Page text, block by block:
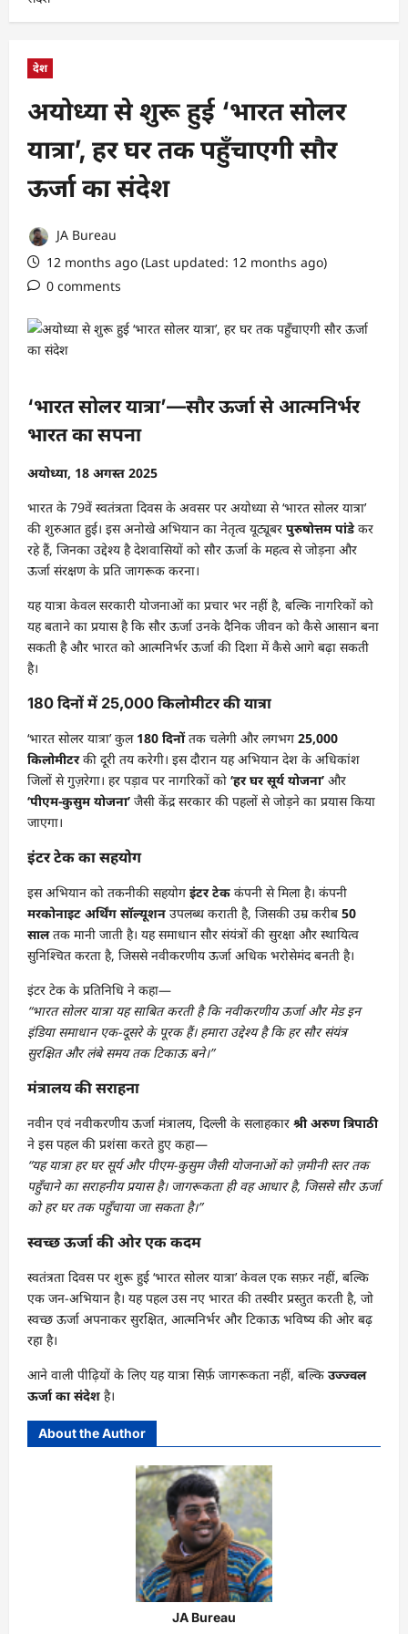
देश
अयोध्या से शुरू हुई ‘भारत सोलर
यात्रा’, हर घर तक पहुँचाएगी सौर
ऊर्जा का संदेश
JA Bureau
12 months ago (Last updated: 12 months ago)
0 comments
‘भारत सोलर यात्रा’—सौर ऊर्जा से आत्मनिर्भर
भारत का सपना
अयोध्या, 18 अगस्त 2025
भारत के 79वें स्वतंत्रता दिवस के अवसर पर अयोध्या से ‘भारत सोलर यात्रा’
की शुरुआत हुई। इस अनोखे अभियान का नेतृत्व यूट्यूबर पुरुषोत्तम पांडेकर
रहे हैं, जिनका उद्देश्य है देशवासियों को सौर ऊर्जा के महत्व से जोड़ना और
ऊर्जा संरक्षण के प्रति जागरूक करना।
यह यात्रा केवल सरकारी योजनाओं का प्रचार भर नहीं है, बल्कि नागरिकों को
यह बताने का प्रयास है कि सौर ऊर्जा उनके दैनिक जीवन को कैसे आसान बना
सकती है और भारत को आत्मनिर्भर ऊर्जा की दिशा में कैसे आगे बढ़ा सकती
है।
180 दिनों में 25,000 किलोमीटर की यात्रा
‘भारत सोलर यात्रा’ कुल 180 दिनोंतक चलेगी और लगभग 25,000
किलोमीटरकी दूरी तय करेगी। इस दौरान यह अभियान देश के अधिकांश
जिलों से गुज़रेगा। हर पड़ाव पर नागरिकों को ‘हर घर सूर्य योजना’ और
‘पीएम-कुसुम योजना’ जैसी केंद्र सरकार की पहलों से जोड़ने का प्रयास किया
जाएगा।
इंटर टेक का सहयोग
इस अभियान को तकनीकी सहयोग इंटर टेक कंपनी से मिला है। कंपनी
मरकोनाइट अर्थिंग सॉल्यूशन उपलब्ध कराती है, जिसकी उम्र करीब50
सालतक मानी जाती है। यह समाधान सौर संयंत्रों की सुरक्षा और स्थायित्व
सुनिश्चित करता है, जिससे नवीकरणीय ऊर्जा अधिक भरोसेमंद बनती है।
इंटर टेक के प्रतिनिधि ने कहा—
“भारत सोलर यात्रा यह साबित करती है कि नवीकरणीय ऊर्जा और मेड इन
इंडिया समाधान एक-दूसरे के पूरक हैं। हमारा उद्देश्य है कि हर सौर संयंत्र
सुरक्षित और लंबे समय तक टिकाऊ बने।”
मंत्रालय की सराहना
नवीन एवं नवीकरणीय ऊर्जा मंत्रालय, दिल्ली के सलाहकार श्री अरुण त्रिपाठी
ने इस पहल की प्रशंसा करते हुए कहा—
“यह यात्रा हर घर सूर्य और पीएम-कुसुम जैसी योजनाओं को ज़मीनी स्तर तक
पहुँचाने का सराहनीय प्रयास है। जागरूकता ही वह आधार है, जिससे सौर ऊर्जा
को हर घर तक पहुँचाया जा सकता है।”
स्वच्छ ऊर्जा की ओर एक कदम
स्वतंत्रता दिवस पर शुरू हुई ‘भारत सोलर यात्रा’ केवल एक सफ़र नहीं, बल्कि
एक जन-अभियान है। यह पहल उस नए भारत की तस्वीर प्रस्तुत करती है, जो
स्वच्छ ऊर्जा अपनाकर सुरक्षित, आत्मनिर्भर और टिकाऊ भविष्य की ओर बढ़
रहा है।
आने वाली पीढ़ियों के लिए यह यात्रा सिर्फ़ जागरूकता नहीं, बल्कि उज्ज्वल
ऊर्जा का संदेश है।
About the Author
JA Bureau